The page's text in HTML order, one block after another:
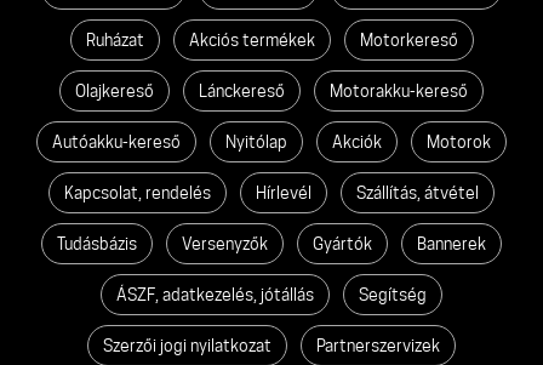
Ruházat Akciós termékek Motorkereső
Olajkereső Lánckereső Motorakku-kereső
Autóakku-kereső Nyitólap Akciók Motorok
Kapcsolat, rendelés Hírlevél Szállítás, átvétel
Tudásbázis Versenyzők Gyártók Bannerek
ÁSZF, adatkezelés, jótállás Segítség
Szerzői jogi nyilatkozat Partnerszervizek